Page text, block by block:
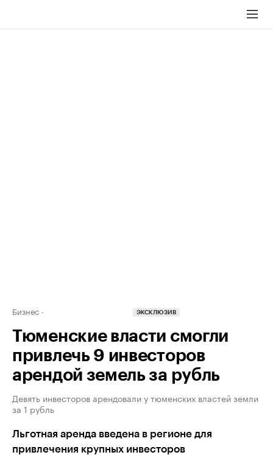
Бизнес ЭКСКЛЮЗИВ
Тюменские власти смогли
привлечь 9 инвесторов
арендой земель за рубль
Девять инвесторов арендовали у тюменских властей земли
за 1 рубль
Льготная аренда введена в регионе для
привлечения крупных инвесторов